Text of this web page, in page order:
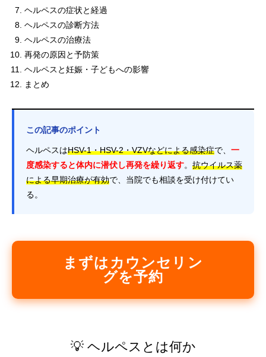
ヘルペスの症状と経過
ヘルペスの診断方法
ヘルペスの治療法
再発の原因と予防策
ヘルペスと妊娠・子どもへの影響
まとめ
この記事のポイント
ヘルペスはHSV-1・HSV-2・VZVなどによる感染症で、 一
度感染すると体内に潜伏し再発を繰り返す。 抗ウイルス薬
による早期治療が有効で、当院でも相談を受け付けてい
る。
まずはカウンセリン
グを予約
💡 ヘルペスとは何か